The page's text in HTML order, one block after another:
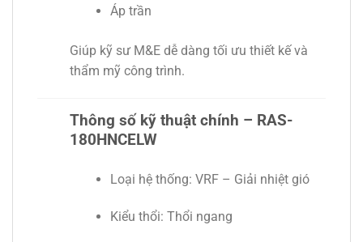
Áp trần
Giúp kỹ sư M&E dễ dàng tối ưu thiết kế và
thẩm mỹ công trình.
Thông số kỹ thuật chính – RAS-
180HNCELW
Loại hệ thống: VRF – Giải nhiệt gió
Kiểu thổi: Thổi ngang